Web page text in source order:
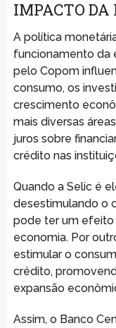
IMPACTO
A política
funcionamento da
pelo Copom
consumo, os
crescimento
mais diversas
juros sobre
crédito nas
Quando a Selic é
desestimulando o
pode ter um
economia. Por
estimular o
crédito,
expansão
Assim, o Banco